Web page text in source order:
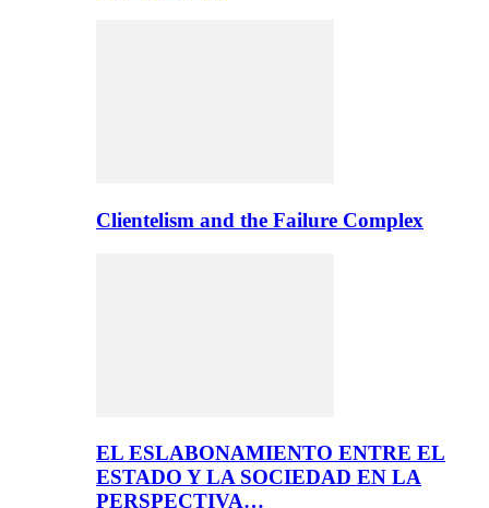
Clientelism and the Failure Complex
EL ESLABONAMIENTO ENTRE EL
ESTADO Y LA SOCIEDAD EN LA
PERSPECTIVA…